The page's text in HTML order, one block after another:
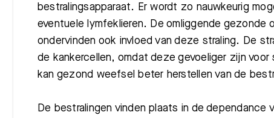
bestralingsapparaat. Er wordt zo nauwkeurig
eventuele lymfeklieren. De omliggende gezonde
ondervinden ook invloed van deze straling. De
de kankercellen, omdat deze gevoeliger zijn
kan gezond weefsel beter herstellen van de
De bestralingen vinden plaats in de dependance